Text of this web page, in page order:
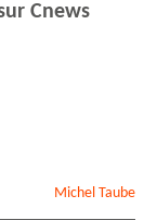
Cnews
Michel Taube